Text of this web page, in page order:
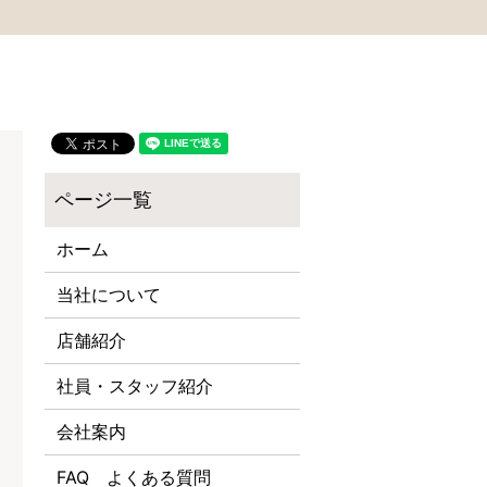
ホーム
当社について
店舗紹介
社員・スタッフ紹介
会社案内
FAQ よくある質問